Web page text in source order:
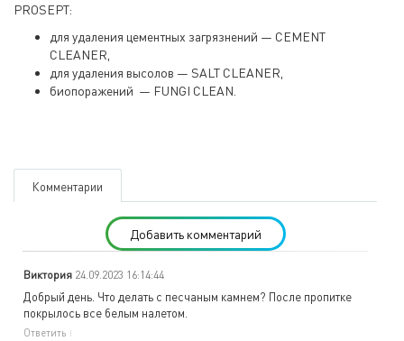
PROSEPT:
для удаления цементных загрязнений — CEMENT
CLEANER,
для удаления высолов — SALT CLEANER,
биопоражений — FUNGI CLEAN.
Комментарии
Добавить комментарий
Виктория 24.09.2023 16:14:44
Добрый день. Что делать с песчаным камнем? После пропитке
покрылось все белым налетом.
Ответить